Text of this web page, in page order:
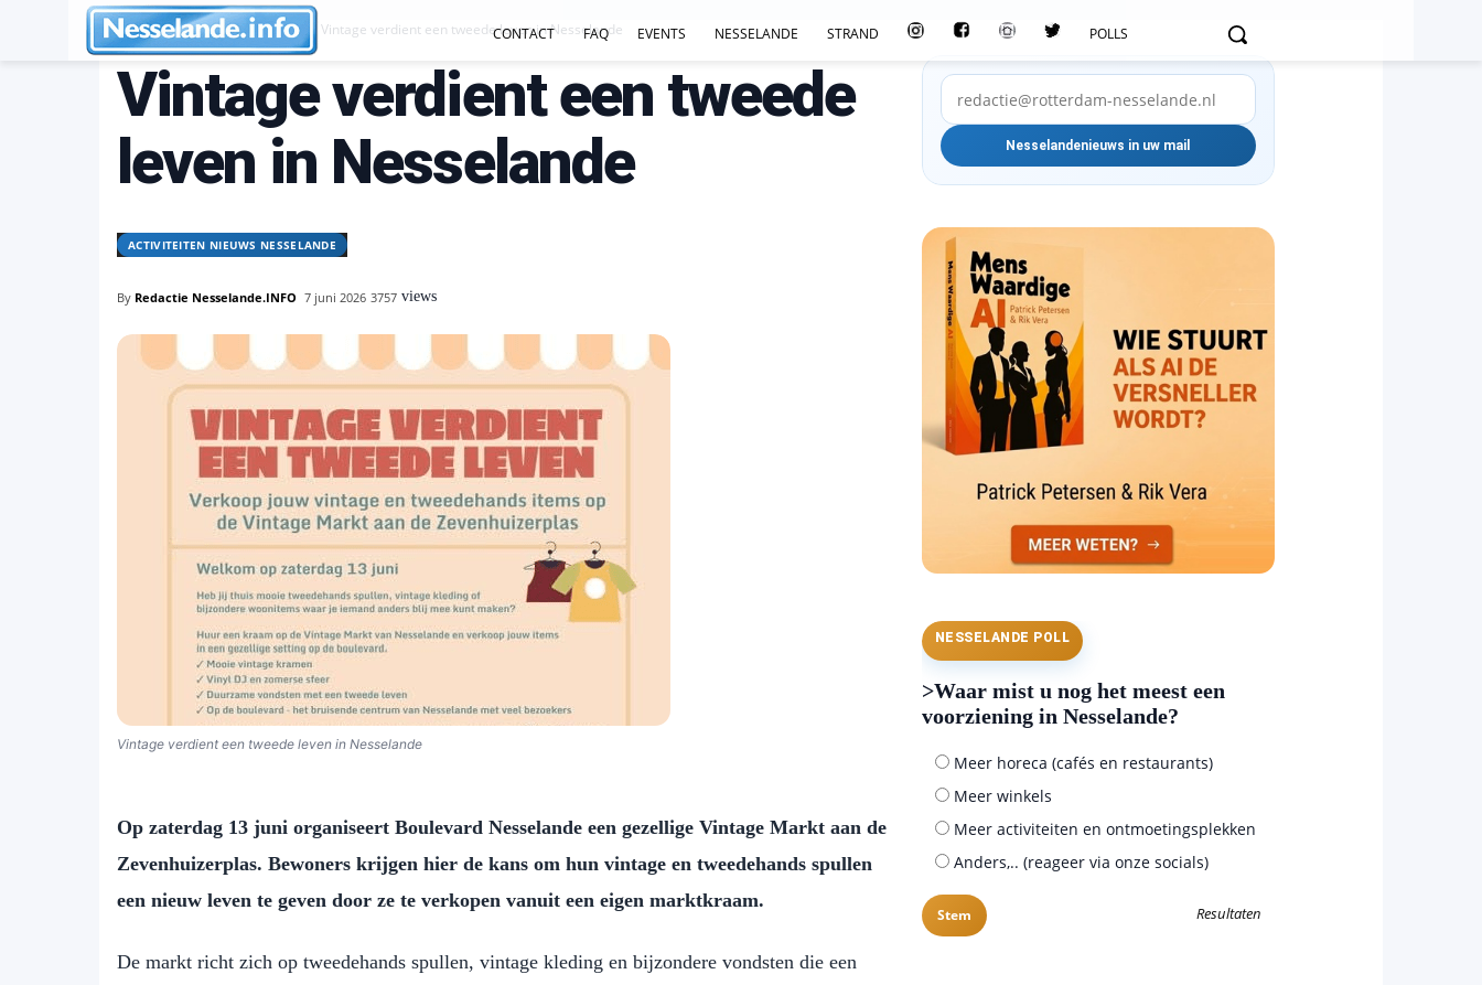
CONTACT FAQ EVENTS NESSELANDE STRAND POLLS
Activiteiten Nieuws Nesselande Vintage verdient een tweede leven in Nesselande
Vintage verdient een tweede
leven in Nesselande
ACTIVITEITEN NIEUWS NESSELANDE
By Redactie Nesselande.INFO 7 juni 2026 3757 views
Vintage verdient een tweede leven in Nesselande
Op zaterdag 13 juni organiseert Boulevard Nesselande een gezellige Vintage Markt aan de
Zevenhuizerplas. Bewoners krijgen hier de kans om hun vintage en tweedehands spullen
een nieuw leven te geven door ze te verkopen vanuit een eigen marktkraam.
De markt richt zich op tweedehands spullen, vintage kleding en bijzondere vondsten die een
NESSELANDE POLL
>Waar mist u nog het meest een
voorziening in Nesselande?
Meer horeca (cafés en restaurants)
Meer winkels
Meer activiteiten en ontmoetingsplekken
Anders,.. (reageer via onze socials)
Resultaten